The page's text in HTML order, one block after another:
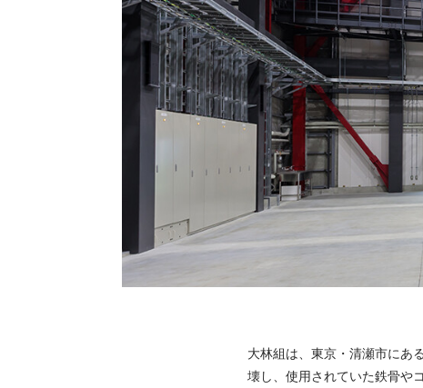
大林組は、東京・清瀬市にあ
壊し、使用されていた鉄骨や